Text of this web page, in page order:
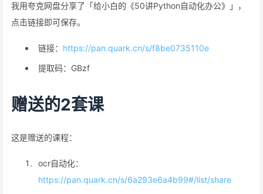
我用夸克网盘分享了「给小白的《50讲Python自动化办公》」，
点击链接即可保存。
链接： https://pan.quark.cn/s/f8be0735110e
提取码：GBzf
赠送的2套课
这是赠送的课程：
ocr自动化：
https://pan.quark.cn/s/6a293e6a4b99#/list/share